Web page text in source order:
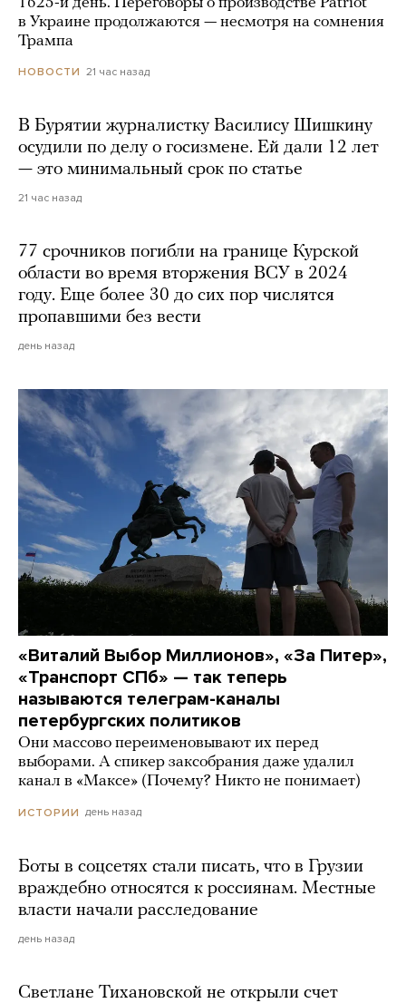
1625-й день. Переговоры о производстве Patriot
в Украине продолжаются — несмотря на сомнения
Трампа
НОВОСТИ 21 час назад
В Бурятии журналистку Василису Шишкину
осудили по делу о госизмене. Ей дали 12 лет
— это минимальный срок по статье
21 час назад
77 срочников погибли на границе Курской
области во время вторжения ВСУ в 2024
году. Еще более 30 до сих пор числятся
пропавшими без вести
день назад
«Виталий Выбор Миллионов», «За Питер»,
«Транспорт СПб» — так теперь
называются телеграм-каналы
петербургских политиков
Они массово переименовывают их перед
выборами. А спикер заксобрания даже удалил
канал в «Максе» (Почему? Никто не понимает)
ИСТОРИИ день назад
Боты в соцсетях стали писать, что в Грузии
враждебно относятся к россиянам. Местные
власти начали расследование
день назад
Светлане Тихановской не открыли счет